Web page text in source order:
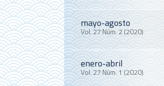
mayo-agosto
Vol. 27 Núm. 2 (2020)
enero-abril
Vol. 27 Núm. 1 (2020)